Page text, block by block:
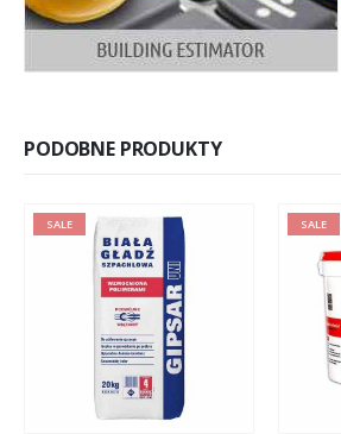
PODOBNE PRODUKTY
SALE SALE